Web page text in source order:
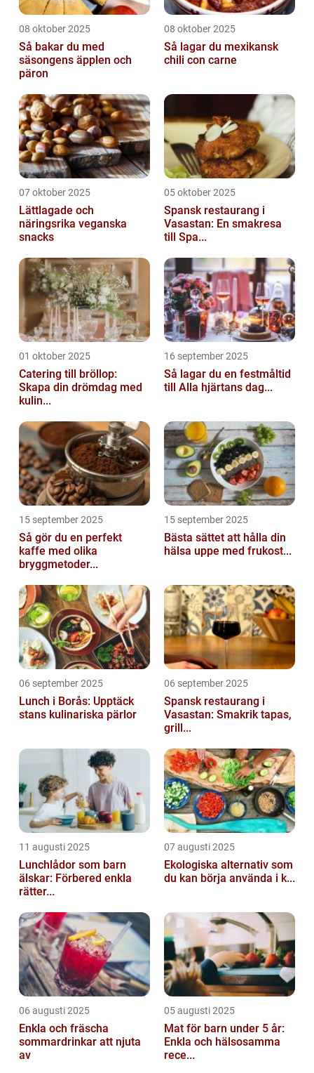
08 oktober 2025
Så bakar du med
säsongens äpplen och
päron
08 oktober 2025
Så lagar du mexikansk
chili con carne
07 oktober 2025
Lättlagade och
näringsrika veganska
snacks
05 oktober 2025
Spansk restaurang i
Vasastan: En smakresa
till Spa...
01 oktober 2025
Catering till bröllop:
Skapa din drömdag med
kulin...
16 september 2025
Så lagar du en festmåltid
till Alla hjärtans dag...
15 september 2025
Så gör du en perfekt
kaffe med olika
bryggmetoder...
15 september 2025
Bästa sättet att hålla din
hälsa uppe med frukost...
06 september 2025
Lunch i Borås: Upptäck
stans kulinariska pärlor
06 september 2025
Spansk restaurang i
Vasastan: Smakrik tapas,
grill...
11 augusti 2025
Lunchlådor som barn
älskar: Förbered enkla
rätter...
07 augusti 2025
Ekologiska alternativ som
du kan börja använda i k...
06 augusti 2025
Enkla och fräscha
sommardrinkar att njuta
av
05 augusti 2025
Mat för barn under 5 år:
Enkla och hälsosamma
rece...